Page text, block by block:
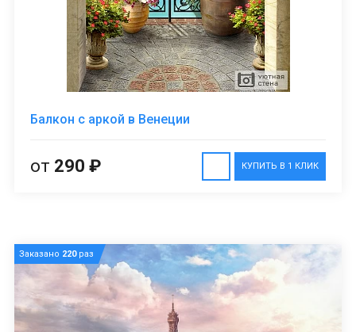
Балкон с аркой в Венеции
КУПИТЬ В 1 КЛИК
от 290 ₽
Заказано 220раз